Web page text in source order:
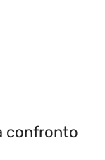
confronto